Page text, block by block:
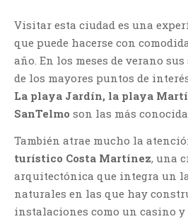
Visitar esta ciudad es una
que puede hacerse con
año. En los meses de verano
de los mayores puntos de
La playa Jardín, la playa
SanTelmo son las más
También atrae mucho la
turístico Costa Martínez, una
arquitectónica que integra un
naturales en las que hay
instalaciones como un casino y